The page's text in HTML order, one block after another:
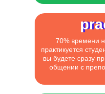
70% времени
практикуется
вы будете сразу
общении с